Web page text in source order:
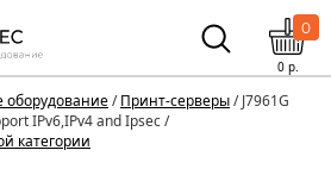
0
0р.
оборудование/Принт-серверы/ J7961G
IPv6,IPv4 and Ipsec /
категории